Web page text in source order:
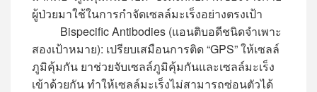
ผู้ป่วยมาใช้ในการกำจัดเซลล์มะเร็งอย่างตรงเป้า
Bispecific Antibodies (แอนติบอดีชนิดจำเพาะ
สองเป้าหมาย): เปรียบเสมือนการติด “GPS” ให้เซลล์
ภูมิคุ้มกัน ยาช่วยจับเซลล์ภูมิคุ้มกันและเซลล์มะเร็ง
เข้าด้วยกัน ทำให้เซลล์มะเร็งไม่สามารถซ่อนตัวได้